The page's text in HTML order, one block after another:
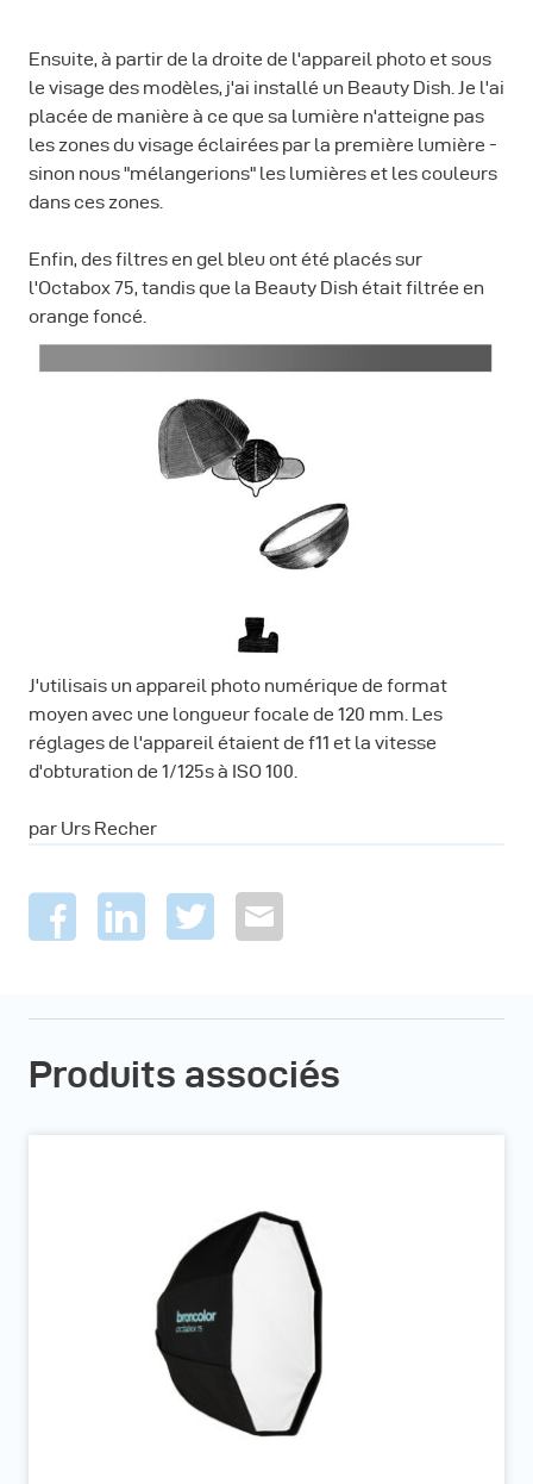
Ensuite, à partir de la droite de l'appareil photo et sous
le visage des modèles, j'ai installé un Beauty Dish. Je l'ai
placée de manière à ce que sa lumière n'atteigne pas
les zones du visage éclairées par la première lumière -
sinon nous "mélangerions" les lumières et les couleurs
dans ces zones.
Enfin, des filtres en gel bleu ont été placés sur
l'Octabox 75, tandis que la Beauty Dish était filtrée en
orange foncé.
J'utilisais un appareil photo numérique de format
moyen avec une longueur focale de 120 mm. Les
réglages de l'appareil étaient de f11 et la vitesse
d'obturation de 1/125s à ISO 100.
par Urs Recher
Produits associés